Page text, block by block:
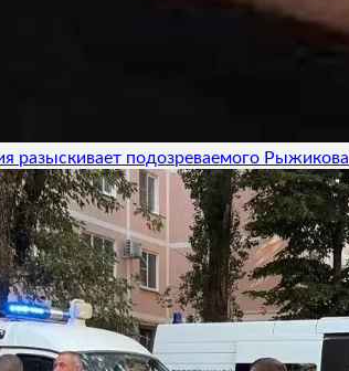
разыскивает подозреваемого Рыжикова